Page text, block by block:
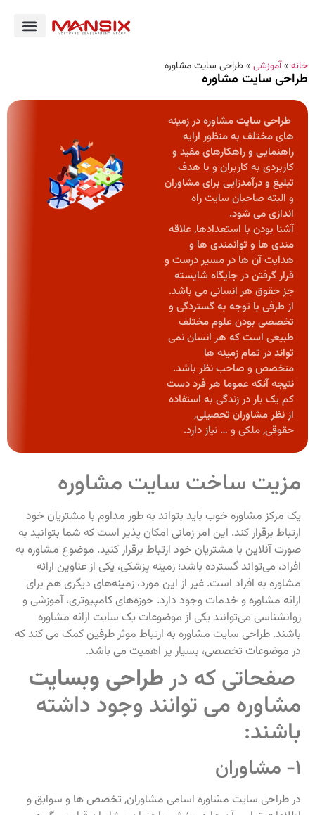
خانه »آموزشی »طراحی سایت مشاوره
طراحی سایت مشاوره
طراحی سایتمشاوره در زمینه
های مختلف به منظور ارایه
راهنمایی و راهکارهای مفید و
کاربردی به کاربران و با هدف
تبلیغ و درآمدزایی برای مشاوران
و البته صاحبان سایت راه
اندازی می شود.
آشنا بودن با استعدادها, علاقه
مندی ها و توانمندی ها و
هدایت آن ها در مسیر درست و
قرار گرفتن در جایگاه شایسته
جز حقوق هر انسانی می باشد.
از طرفی با توجه به گستردگی و
تخصصی بودن علوم مختلف
طبیعی است که هر انسان نمی
تواند در تمام زمینه ها
متخصص و صاحب نظر باشد.
نتیجه آنکه عموما هر فرد دست
کم یک بار در زندگی به استفاده
از نظر مشاوران تحصیلی,
حقوقی, ملکی و … نیاز دارد.
مزیت‌ ساخت سایت مشاوره
یک مرکز مشاوره خوب باید بتواند به طور مداوم با مشتریان خود
ارتباط برقرار کند. این امر زمانی امکان پذیر است که شما بتوانید به
صورت آنلاین با مشتریان خود ارتباط برقرار کنید. موضوع مشاوره به
افراد، می‌تواند گسترده باشد؛ زمینه پزشکی، یکی از عناوین ارائه
مشاوره به افراد است. غیر از این مورد، زمینه‌های دیگری هم برای
ارائه مشاوره و خدمات وجود دارد. حوزه‌های کامپیوتری، آموزشی و
روانشناسی می‌توانند یکی از موضوعات یک سایت ارائه مشاوره
باشند. طراحی سایت مشاوره به ارتباط موثر طرفین کمک می‌ کند که
در موضوعات تخصصی، بسیار پر اهمیت می باشد.
صفحاتی که درطراحی وبسایت
مشاوره می توانند وجود داشته
باشند:
۱- مشاوران
در طراحی سایت مشاوره اسامی مشاوران, تخصص ها و سوابق و